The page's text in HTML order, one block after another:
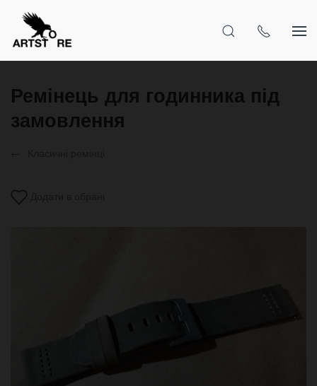
Ремінець для годинника під
замовлення